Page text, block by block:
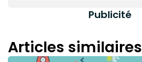
Publicité
Articles similaires